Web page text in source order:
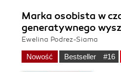
Marka osobista w
generatywnego
Ewelina Podrez-Siama
Nowość Bestseller #16